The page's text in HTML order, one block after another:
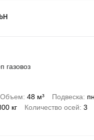
газовоз
Объем 48 м³ Подвеска
кг Количество осей 3